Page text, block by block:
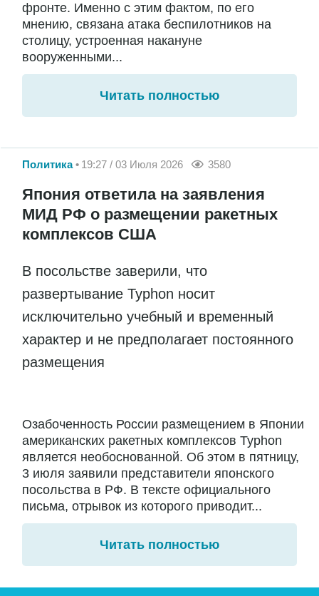
фронте. Именно с этим фактом, по его
мнению, связана атака беспилотников на
столицу, устроенная накануне
вооруженными...
Читать полностью
Политика 19:27 / 03 Июля 2026 3580
Япония ответила на заявления
МИД РФ о размещении ракетных
комплексов США
В посольстве заверили, что
развертывание Typhon носит
исключительно учебный и временный
характер и не предполагает постоянного
размещения
Озабоченность России размещением в Японии
американских ракетных комплексов Typhon
является необоснованной. Об этом в пятницу,
3 июля заявили представители японского
посольства в РФ. В тексте официального
письма, отрывок из которого приводит...
Читать полностью